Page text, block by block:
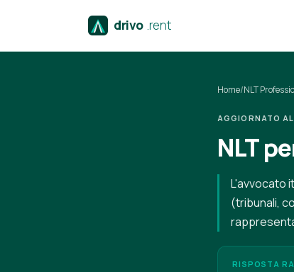
drivo .rent
Home/NLT
AGGIORNATO
NLT
L'avvocato
(tribunali,
RISPOSTA